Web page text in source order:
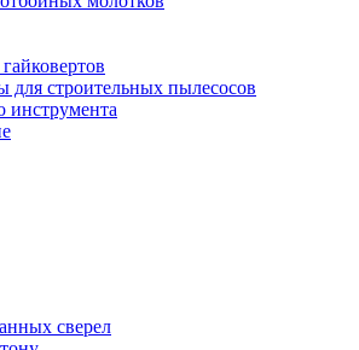
для строительных пылесосов
инструмента
сверел